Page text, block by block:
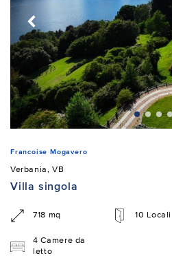
Francoise Mogavero
Verbania, VB
Villa singola
718 mq 10 Locali
4 Camere da
letto